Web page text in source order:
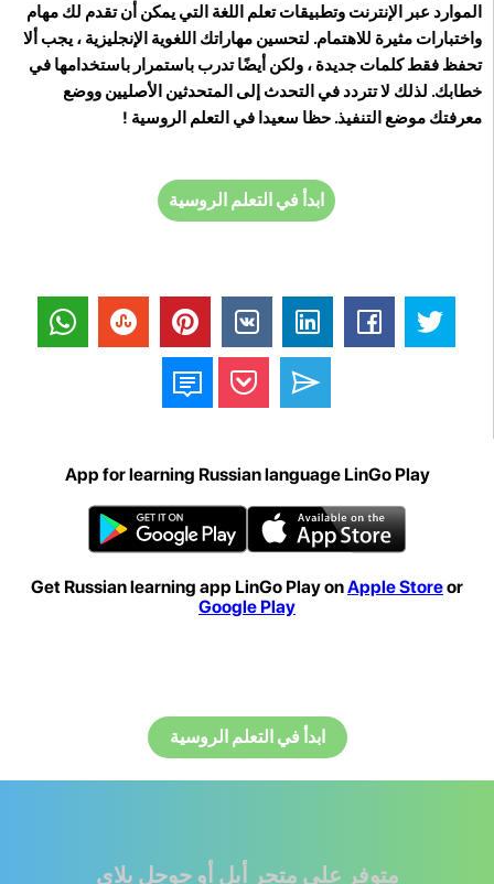
الموارد عبر الإنترنت وتطبيقات تعلم اللغة التي يمكن أن تقدم لك مهام
واختبارات مثيرة للاهتمام. لتحسين مهاراتك اللغوية الإنجليزية ، يجب ألا
تحفظ فقط كلمات جديدة ، ولكن أيضًا تدرب باستمرار باستخدامها في
خطابك. لذلك لا تتردد في التحدث إلى المتحدثين الأصليين ووضع
معرفتك موضع التنفيذ. حظا سعيدا في التعلم الروسية !
ابدأ في التعلم الروسية
App for learning Russian language LinGo Play
Get Russian learning app LinGo Play onApple Storeor
Google Play
ابدأ في التعلم الروسية
متوفر على متجر أبل أو جوجل بلاي